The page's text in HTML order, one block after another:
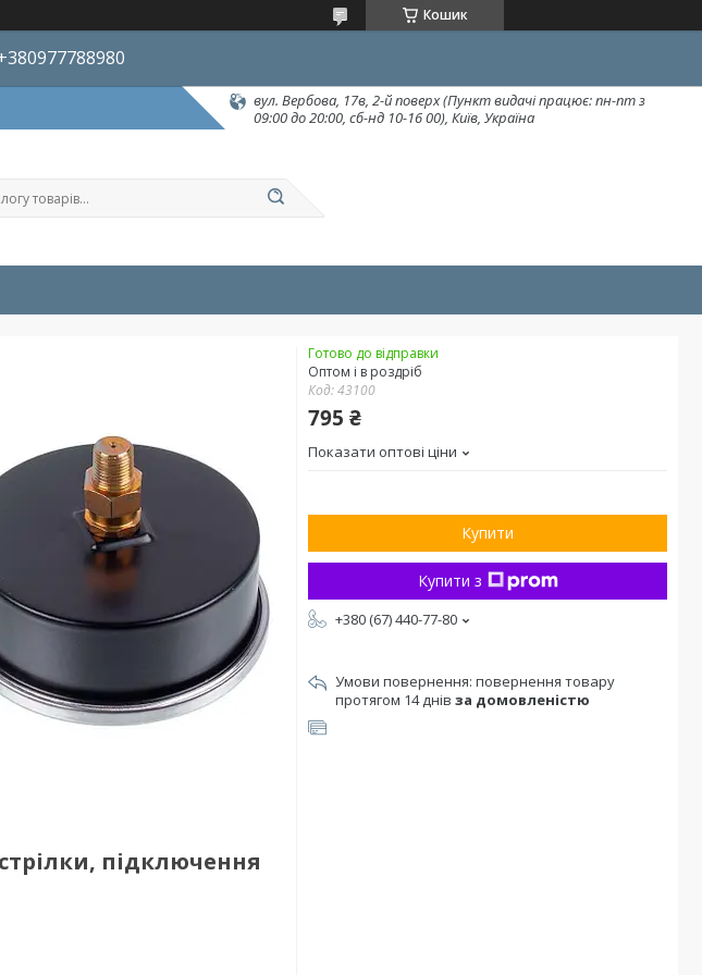
Кошик
вул. Вербова, 17в, 2-й поверх (Пункт видачі працює: пн-пт з
09:00 до 20:00, сб-нд 10-16 00), Київ, Україна
підключення
Готово до відправки
Оптом і в роздріб
Код:43100
795 ₴
Показати оптові ціни
Купити
Купити з
+380 (67) 440-77-80
повернення товару
протягом 14 днів за домовленістю